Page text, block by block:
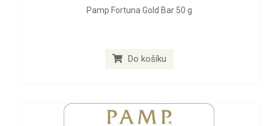
Pamp Fortuna Gold Bar 50 g
Do košíku